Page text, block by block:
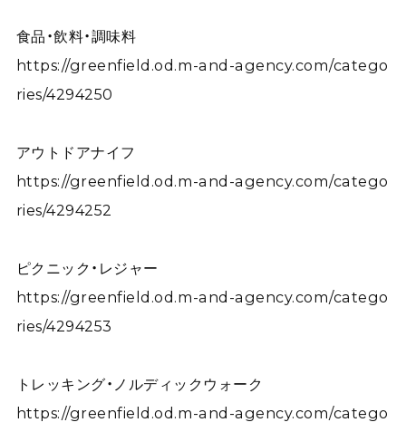
食品・飲料・調味料
https://greenfield.od.m-and-agency.com/catego
ries/4294250
アウトドアナイフ
https://greenfield.od.m-and-agency.com/catego
ries/4294252
ピクニック・レジャー
https://greenfield.od.m-and-agency.com/catego
ries/4294253
トレッキング・ノルディックウォーク
https://greenfield.od.m-and-agency.com/catego